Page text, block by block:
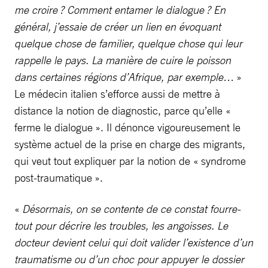
me croire ? Comment entamer le dialogue ? En
général, j’essaie de créer un lien en évoquant
quelque chose de familier, quelque chose qui leur
rappelle le pays. La manière de cuire le poisson
dans certaines régions d’Afrique, par exemple… »
Le médecin italien s’efforce aussi de mettre à
distance la notion de diagnostic, parce qu’elle «
ferme le dialogue ». Il dénonce vigoureusement le
système actuel de la prise en charge des migrants,
qui veut tout expliquer par la notion de « syndrome
post-traumatique ».
« Désormais, on se contente de ce constat fourre-
tout pour décrire les troubles, les angoisses. Le
docteur devient celui qui doit valider l’existence d’un
traumatisme ou d’un choc pour appuyer le dossier